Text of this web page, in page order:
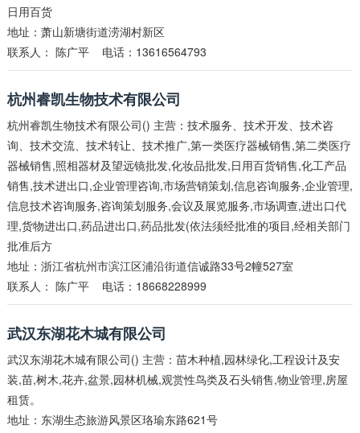
日用百货
地址：萧山新塘街道涝湖村新区
联系人： 陈广平电话：13616564793
杭州睿凯生物技术有限公司
杭州睿凯生物技术有限公司() 主营：技术服务、技术开发、技术咨
询、技术交流、技术转让、技术推广,第一类医疗器械销售,第二类医疗
器械销售,照相器材及望远镜批发,化妆品批发,日用百货销售,化工产品
销售,技术进出口,企业管理咨询,市场营销策划,信息咨询服务,企业管理,
信息技术咨询服务,咨询策划服务,会议及展览服务,市场调查,进出口代
理,货物进出口,药品进出口,药品批发(依法须经批准的项目,经相关部门
批准后方
地址：浙江省杭州市滨江区浦沿街道信诚路33号2幢527室
联系人： 陈广平电话：18668228999
武汉东湖花木城有限公司
武汉东湖花木城有限公司() 主营：苗木种植,园林绿化,工程设计及安
装,苗,树木,花卉,盆景,园林机械,观赏性鸟类及石头销售,物业管理,房屋
租赁。
地址：东湖生态旅游风景区珞瑜东路621号